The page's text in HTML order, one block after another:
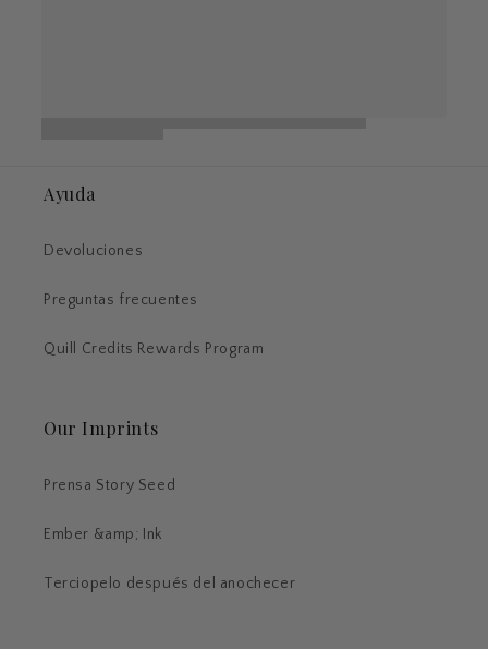
Ayuda
Devoluciones
Preguntas frecuentes
Quill Credits Rewards Program
Our Imprints
Prensa Story Seed
Ember &amp; Ink
Terciopelo después del anochecer